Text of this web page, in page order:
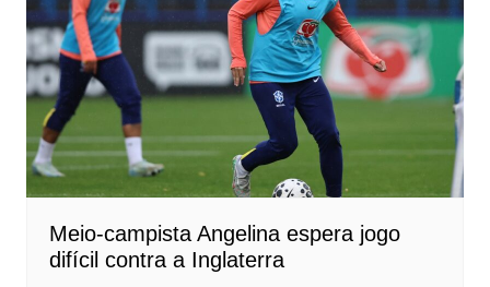
Meio-campista Angelina espera jogo
difícil contra a Inglaterra